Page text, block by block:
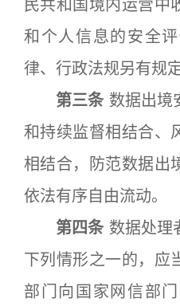
民共和国境内运营中
和个人信息的安全
律、行政法规另有规
第三条 数据出境
和持续监督相结合、
相结合，防范数据出
依法有序自由流动。
第四条 数据处理
下列情形之一的，应
部门向国家网信部